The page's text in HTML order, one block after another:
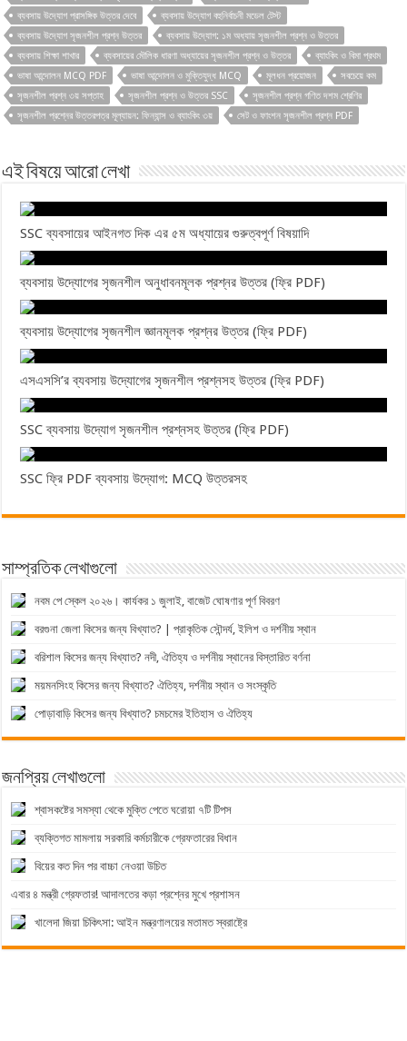
ব্যবসায় উদ্যোগ প্রাসঙ্গিক উত্তর দেবে
ব্যবসায় উদ্যোগ বহুনির্বাচনী মডেল টেস্ট
ব্যবসায় উদ্যোগ সৃজনশীল প্রশ্ন উত্তর
ব্যবসায় উদ্যোগ: ১ম অধ্যায় সৃজনশীল প্রশ্ন ও উত্তর
ব্যবসায় শিক্ষা শাখার
ব্যবসায়ের মৌলিক ধারণা অধ্যায়ের সৃজনশীল প্রশ্ন ও উত্তর
ব্যাংকিং ও বিমা প্রথম
ভাষা আন্দোলন MCQ PDF
ভাষা আন্দোলন ও মুক্তিযুদ্ধ MCQ মূলধন প্রয়ােজন
সবচেয়ে কম
সৃজনশীল প্রশ্ন ৩য় সপ্তাহ
সৃজনশীল প্রশ্ন ও উত্তর SSC
সৃজনশীল প্রশ্ন গণিত দশম শ্রেণির
সৃজনশীল প্রশ্নের উত্তরপত্র মূল্যায়ন: ফিন্যান্স ও ব্যাংকিং ৩য়
সেট ও ফাংশন সৃজনশীল প্রশ্ন PDF
এই বিষয়ে আরো লেখা
SSC ব্যবসায়ের আইনগত দিক এর ৫ম অধ্যায়ের গুরুত্বপূর্ণ বিষয়াদি
ব্যবসায় উদ্যোগের সৃজনশীল অনুধাবনমূলক প্রশ্নর উত্তর (ফ্রি PDF)
ব্যবসায় উদ্যোগের সৃজনশীল জ্ঞানমূলক প্রশ্নর উত্তর (ফ্রি PDF)
এসএসসি’র ব্যবসায় উদ্যোগের সৃজনশীল প্রশ্নসহ উত্তর (ফ্রি PDF)
SSC ব্যবসায় উদ্যোগ সৃজনশীল প্রশ্নসহ উত্তর (ফ্রি PDF)
SSC ফ্রি PDF ব্যবসায় উদ্যোগ: MCQ উত্তরসহ
সাম্প্রতিক লেখাগুলো
নবম পে স্কেল ২০২৬। কার্যকর ১ জুলাই, বাজেট ঘোষণার পূর্ণ বিবরণ
বরগুনা জেলা কিসের জন্য বিখ্যাত? | প্রাকৃতিক সৌন্দর্য, ইলিশ ও দর্শনীয় স্থান
বরিশাল কিসের জন্য বিখ্যাত? নদী, ঐতিহ্য ও দর্শনীয় স্থানের বিস্তারিত বর্ণনা
ময়মনসিংহ কিসের জন্য বিখ্যাত? ঐতিহ্য, দর্শনীয় স্থান ও সংস্কৃতি
পোড়াবাড়ি কিসের জন্য বিখ্যাত? চমচমের ইতিহাস ও ঐতিহ্য
জনপ্রিয় লেখাগুলো
শ্বাসকষ্টের সমস্যা থেকে মুক্তি পেতে ঘরোয়া ৭টি টিপস
ব্যক্তিগত মামলায় সরকারি কর্মচারীকে গ্রেফতারের বিধান
বিয়ের কত দিন পর বাচ্চা নেওয়া উচিত
এবার ৪ মন্ত্রী গ্রেফতার! আদালতের কড়া প্রশ্নের মুখে প্রশাসন
খালেদা জিয়া চিকিৎসা: আইন মন্ত্রণালয়ের মতামত স্বরাষ্ট্রে